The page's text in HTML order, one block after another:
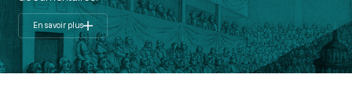
En savoir plus